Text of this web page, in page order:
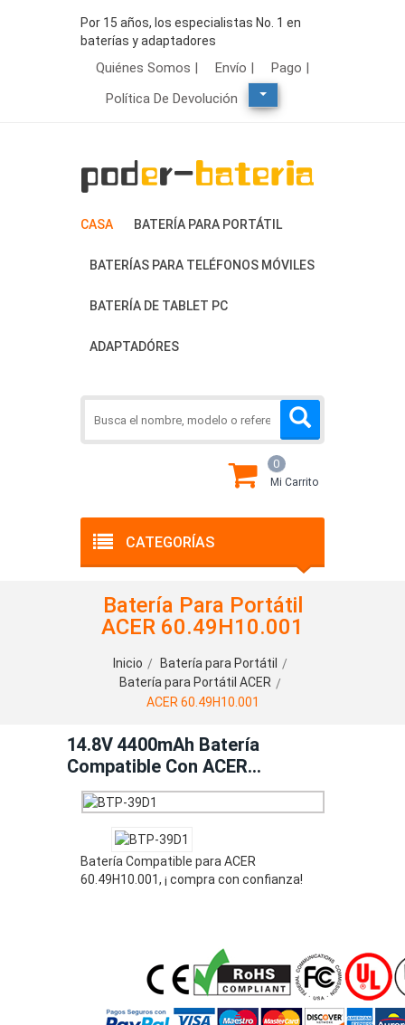
Por 15 años, los especialistas No. 1 en
baterías y adaptadores
Quiénes Somos | Envío |
Pago |
Política De Devolución
CASA BATERÍA PARA PORTÁTIL
BATERÍAS PARA TELÉFONOS MÓVILES
BATERÍA DE TABLET PC
ADAPTADÓRES
CATEGORÍAS
0
Mi Carrito
Batería Para Portátil
ACER 60.49H10.001
Inicio
Batería para Portátil
Batería para Portátil ACER
ACER 60.49H10.001
14.8V 4400mAh Batería
Compatible Con ACER
60.49H10.001
Batería Compatible para ACER
60.49H10.001, ¡ compra con confianza!